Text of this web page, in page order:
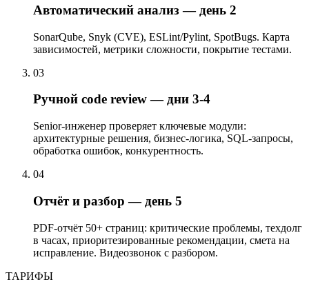
Автоматический анализ — день 2
SonarQube, Snyk (CVE), ESLint/Pylint, SpotBugs. Карта
зависимостей, метрики сложности, покрытие тестами.
03
Ручной code review — дни 3-4
Senior-инженер проверяет ключевые модули:
архитектурные решения, бизнес-логика, SQL-запросы,
обработка ошибок, конкурентность.
04
Отчёт и разбор — день 5
PDF-отчёт 50+ страниц: критические проблемы, техдолг
в часах, приоритезированные рекомендации, смета на
исправление. Видеозвонок с разбором.
ТАРИФЫ